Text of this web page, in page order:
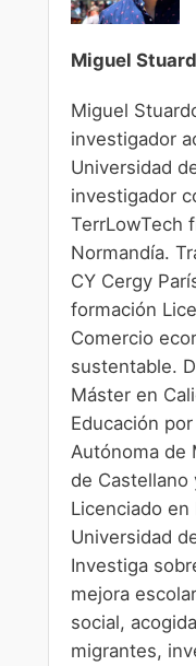
Miguel
Miguel
investigador
Universidad
investigador
TerrLowTech
Normandía.
CY Cergy
formación
Comercio
sustentable.
Máster en
Educación
Autónoma de
de Castellano
Licenciado en
Universidad
Investiga
mejora
social,
migrantes,